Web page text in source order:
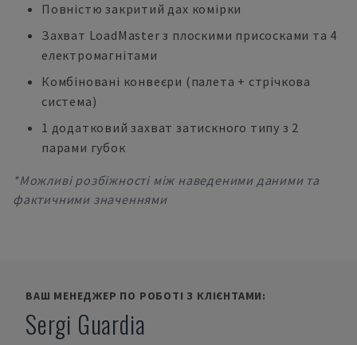
Повністю закритий дах комірки
Захват LoadMaster з плоскими присосками та 4
електромагнітами
Комбіновані конвеєри (палета + стрічкова
система)
1 додатковий захват затискного типу з 2
парами губок
*Можливі розбіжності між наведеними даними та
фактичними значеннями
ВАШ МЕНЕДЖЕР ПО РОБОТІ З КЛІЄНТАМИ:
Sergi Guardia